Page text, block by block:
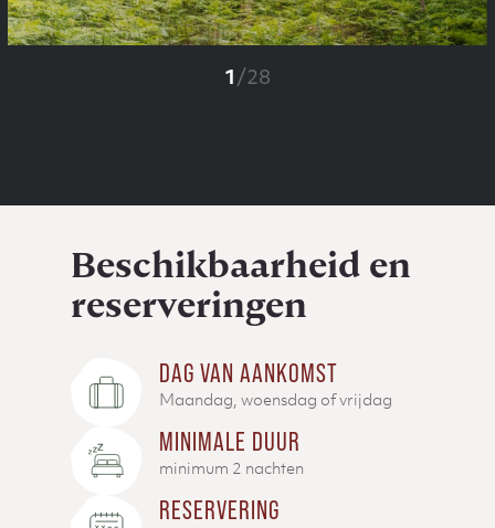
1 /28
Beschikbaarheid en
reserveringen
DAG VAN AANKOMST
Maandag, woensdag of vrijdag
MINIMALE DUUR
minimum 2 nachten
RESERVERING